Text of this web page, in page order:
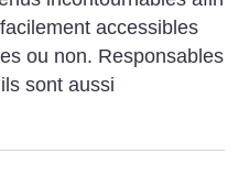
accessibles
ou non. Responsables
sont aussi